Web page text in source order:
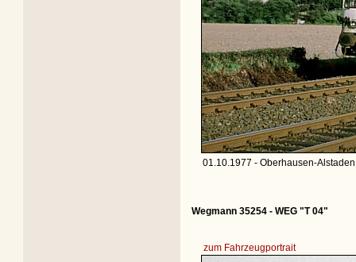
01.10.1977 - Oberhausen-
Wegmann 35254 - WEG "T 04"
zum Fahrzeugportrait